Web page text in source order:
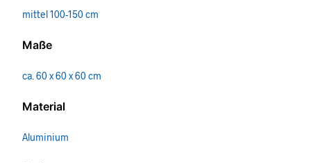
mittel 100-150 cm
Maße
ca. 60 x 60 x 60 cm
Material
Aluminium